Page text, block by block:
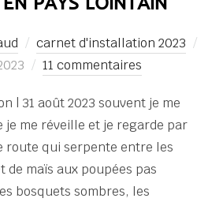
carnet d'installation 2023
11 commentaires
| 31 août 2023 souvent je me
je me réveille et je regarde par
route qui serpente entre les
de maïs aux poupées pas
bosquets sombres, les